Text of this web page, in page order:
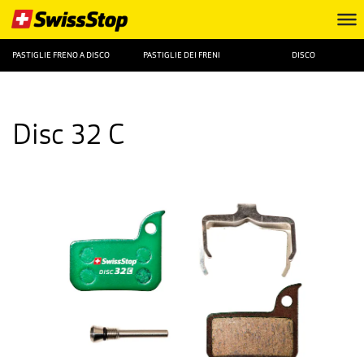
PASTIGLIE FRENO A DISCO PASTIGLIE DEI FRENI DISCO
Disc 32 C